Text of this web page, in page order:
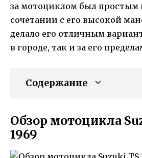
за мотоциклом был простым
сочетании с его высокой
делало его отличным
в городе, так и за его
Содержание
Обзор мотоцикла
1969